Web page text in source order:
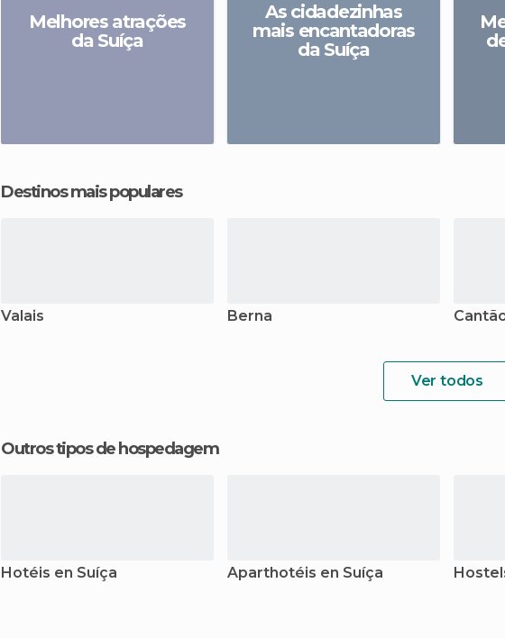
Melhores atrações
da Suíça
As cidadezinhas
mais encantadoras
da Suíça
Destinos mais populares
Valais Berna
Ver todos
Outros tipos de hospedagem
Hotéis en Suíça Aparthotéis en Suíça